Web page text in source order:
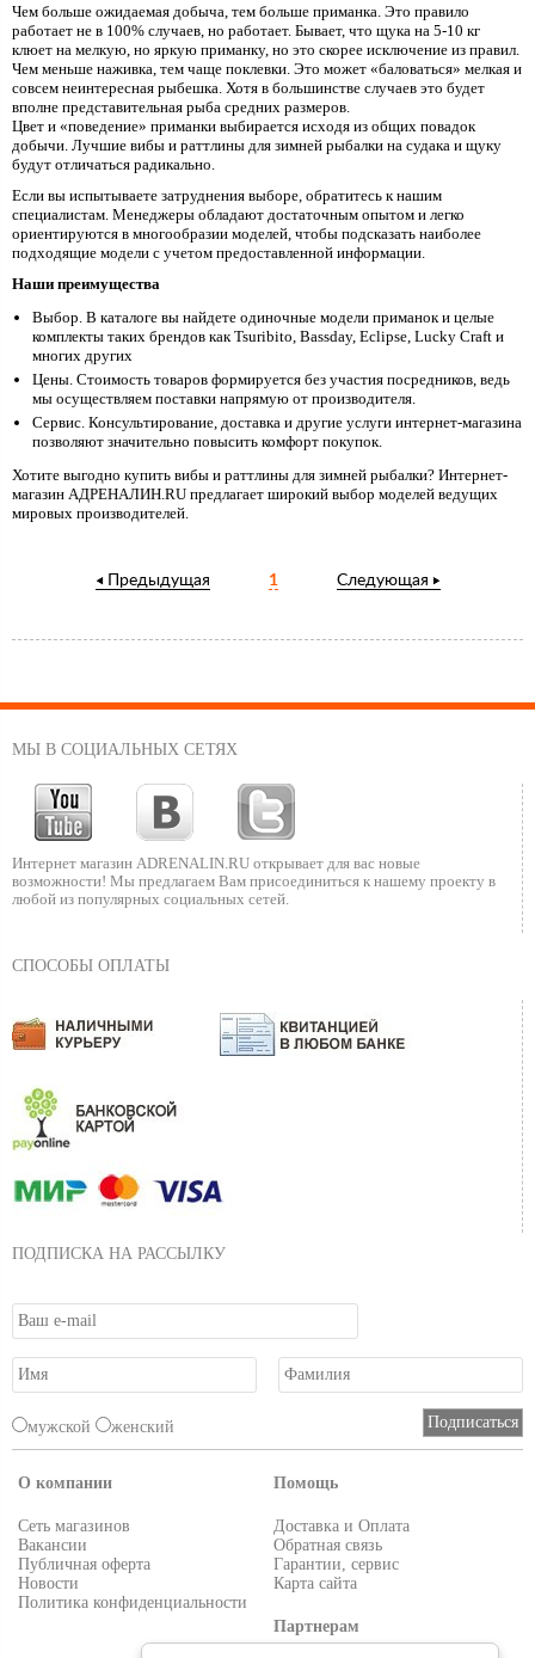
Чем больше ожидаемая добыча, тем больше приманка. Это правило
работает не в 100% случаев, но работает. Бывает, что щука на 5-10 кг
клюет на мелкую, но яркую приманку, но это скорее исключение из правил.
Чем меньше наживка, тем чаще поклевки. Это может «баловаться» мелкая и
совсем неинтересная рыбешка. Хотя в большинстве случаев это будет
вполне представительная рыба средних размеров.
Цвет и «поведение» приманки выбирается исходя из общих повадок
добычи. Лучшие вибы и раттлины для зимней рыбалки на судака и щуку
будут отличаться радикально.
Если вы испытываете затруднения выборе, обратитесь к нашим
специалистам. Менеджеры обладают достаточным опытом и легко
ориентируются в многообразии моделей, чтобы подсказать наиболее
подходящие модели с учетом предоставленной информации.
Наши преимущества
Выбор. В каталоге вы найдете одиночные модели приманок и целые
комплекты таких брендов как Tsuribito, Bassday, Eclipse, Lucky Craft и
многих других
Цены. Стоимость товаров формируется без участия посредников, ведь
мы осуществляем поставки напрямую от производителя.
Сервис. Консультирование, доставка и другие услуги интернет-магазина
позволяют значительно повысить комфорт покупок.
Хотите выгодно купить вибы и раттлины для зимней рыбалки? Интернет-
магазин АДРЕНАЛИН.RU предлагает широкий выбор моделей ведущих
мировых производителей.
Предыдущая 1 Следующая
МЫ В СОЦИАЛЬНЫХ СЕТЯХ
Интернет магазин ADRENALIN.RU открывает для вас новые
возможности! Мы предлагаем Вам присоединиться к нашему проекту в
любой из популярных социальных сетей.
СПОСОБЫ ОПЛАТЫ
ПОДПИСКА НА РАССЫЛКУ
мужской женский
О компании
Сеть магазинов
Вакансии
Публичная оферта
Новости
Политика конфиденциальности
Помощь
Доставка и Оплата
Обратная связь
Гарантии, сервис
Карта сайта
Партнерам